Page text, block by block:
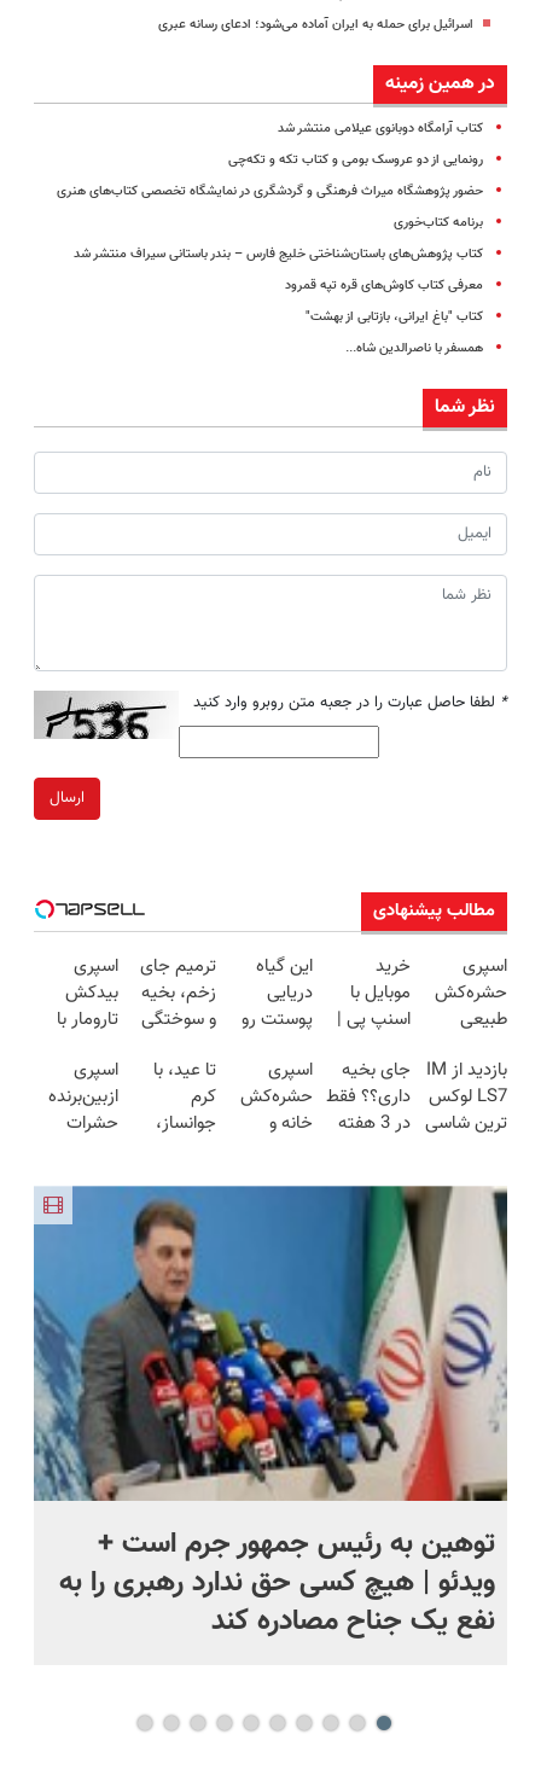
اسرائیل برای حمله به ایران آماده می‌شود؛ ادعای رسانه عبری
در همین زمینه
کتاب آرامگاه دوبانوی عیلامی منتشر شد
رونمایی از دو عروسک بومی و کتاب تکه و تکه‌چی
حضور پژوهشگاه میراث فرهنگی و گردشگری در نمایشگاه تخصصی کتاب‌های هنری
برنامه کتاب‌خوری
کتاب پژوهش‌های باستان‌شناختی خلیج فارس – بندر باستانی سیراف منتشر شد
معرفی کتاب کاوش‌های قره تپه قمرود
کتاب "باغ ایرانی، بازتابی از بهشت"
همسفر با ناصرالدین شاه...
نظر شما
* لطفا حاصل عبارت را در جعبه متن روبرو وارد کنید
ارسال
مطالب پیشنهادی
اسپری
حشره‌کش
طبیعی
سازگار با
محیط
زیست و با
طبیعی
خرید
موبایل با
اسنپ پی |
بدون سود و
کارمزد!
این گیاه
دریایی
پوستت رو
میکنه
انگار20سال
جوون شدی
خرید
ترمیم جای
زخم، بخیه
و سوختگی
هفته!!😍
اسپری
بیدکش
تارومار با
محافظ
لباس در
مقابل بید
بازدید از IM
LS7 لوکس
ترین شاسی
باشگاه
انقلاب
جای بخیه
داری؟؟ فقط
در 3 هفته
اسپری
حشره‌کش
خانه و
تا عید، با
کرم
جوانساز،
بساز(خرید
با تخفیف
ویژه)
اسپری
ازبین‌برنده
حشرات
مقابله با
انواع ساس
توهین به رئیس جمهور جرم است +
ویدئو | هیچ کسی حق ندارد رهبری را به
نفع یک جناح مصادره کند